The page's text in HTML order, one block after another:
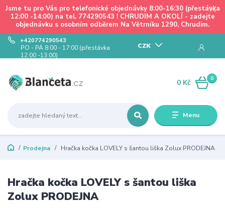
Jsme tu pro Vás pro telefonické objednávky 8:00-16:30 (přestávka
12:00 -14:00) na tel. 774290543 ! CHRUDIM A OKOLÍ - zadejte
objednávku s osobním odběrem Na Větrníku 1290, Chrudim.
Menu
CZK
+420774290543
PO - PÁ 8:00 - 17:00 (přestávka
12:00 -13:00)
0
0 Kč
Prodejna Hračka kočka LOVELY s šantou liška Zolux PRODEJNA
Hračka kočka LOVELY s šantou liška
Zolux PRODEJNA